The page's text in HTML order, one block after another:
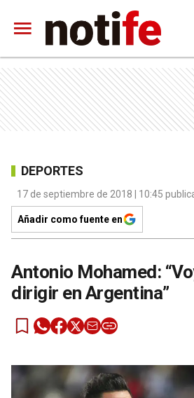
DEPORTES
17 de septiembre de 2018 | 10:45
Añadir como fuente en
Antonio Mohamed:
dirigir en Argentina”